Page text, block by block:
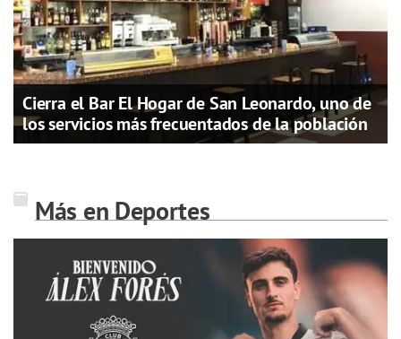
Cierra el Bar El Hogar de San Leonardo, uno de
los servicios más frecuentados de la población
Más en Deportes